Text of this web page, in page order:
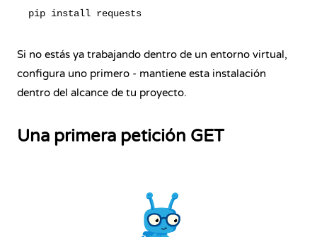
Si no estás ya trabajando dentro de un entorno virtual,
configura uno primero - mantiene esta instalación
dentro del alcance de tu proyecto.
Una primera petición GET